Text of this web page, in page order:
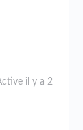
il y a 2